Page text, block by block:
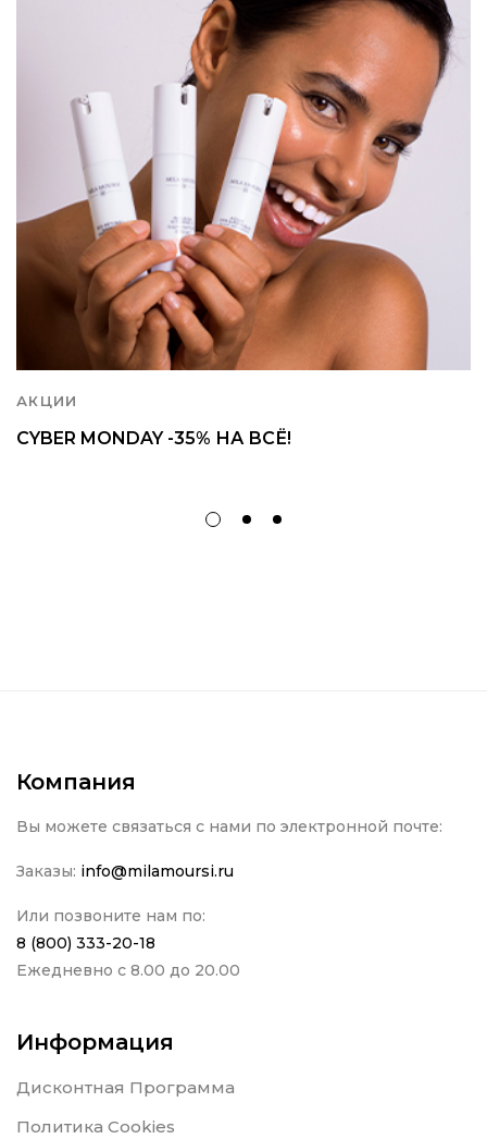
АКЦИИ
CYBER MONDAY -35% НА ВСЁ!
Компания
Вы можете связаться с нами по электронной почте:
Заказы: info@milamoursi.ru
Или позвоните нам по:
8 (800) 333-20-18
Ежедневно с 8.00 до 20.00
Информация
Дисконтная Программа
Политика Cookies